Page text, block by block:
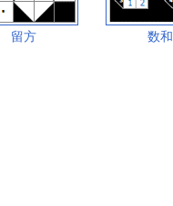
留方 数和